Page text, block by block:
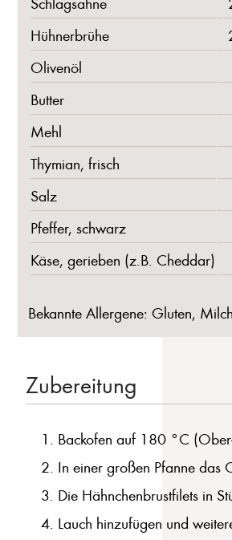
Hühnerbrühe
Olivenöl
Butter
Mehl
Thymian, frisch
Salz
Pfeffer, schwarz
Käse, gerieben (z.B. Cheddar)
Bekannte Allergene: Gluten, Milch
Zubereitung
Backofen auf 180 °C
In einer großen Pfanne das
Die Hähnchenbrustfilets in
Lauch hinzufügen und